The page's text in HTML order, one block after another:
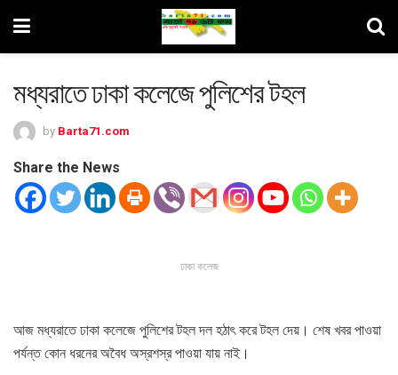
মধ্যরাতে ঢাকা কলেজে পুলিশের টহল
by Barta71.com
Share the News
ঢাকা কলেজ
আজ মধ্যরাতে ঢাকা কলেজে পুলিশের টহল দল হঠাৎ করে টহল দেয়। শেষ খবর পাওয়া
পর্যন্ত কোন ধরনের অবৈধ অস্রশস্র পাওয়া যায় নাই।